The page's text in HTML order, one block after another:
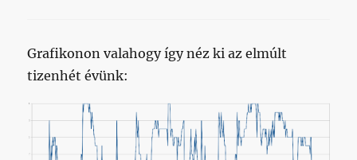
Grafikonon valahogy így néz ki az elmúlt
tizenhét évünk: